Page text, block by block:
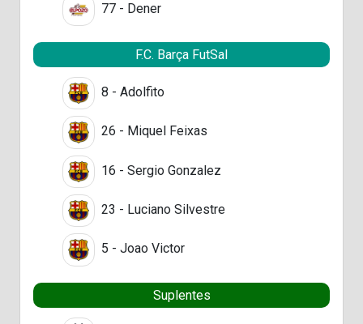
77 - Dener
F.C. Barça FutSal
8 - Adolfito
26 - Miquel Feixas
16 - Sergio Gonzalez
23 - Luciano Silvestre
5 - Joao Victor
Suplentes